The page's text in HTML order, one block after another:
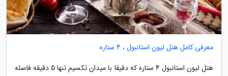
معرفی کامل هتل لیون استانبول ، 4 ستاره
هتل لیون استانبول 4 ستاره که دقیقا با میدان تکسیم تنها 5 دقیقه فاصله